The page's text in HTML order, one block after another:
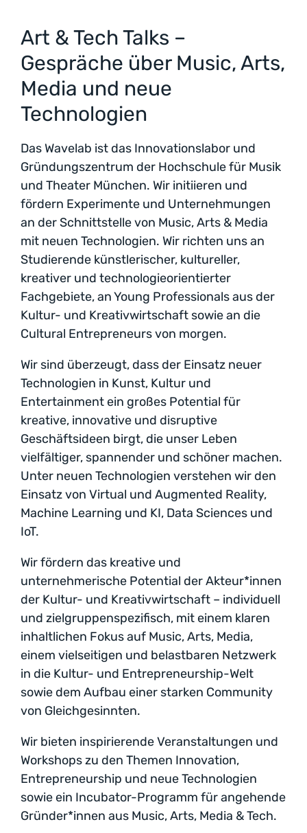
Art & Tech Talks –
Gespräche über Music, Arts,
Media und neue
Technologien
Das Wavelab ist das Innovationslabor und
Gründungszentrum der Hochschule für Musik
und Theater München. Wir initiieren und
fördern Experimente und Unternehmungen
an der Schnittstelle von Music, Arts & Media
mit neuen Technologien. Wir richten uns an
Studierende künstlerischer, kultureller,
kreativer und technologieorientierter
Fachgebiete, an Young Professionals aus der
Kultur- und Kreativwirtschaft sowie an die
Cultural Entrepreneurs von morgen.
Wir sind überzeugt, dass der Einsatz neuer
Technologien in Kunst, Kultur und
Entertainment ein großes Potential für
kreative, innovative und disruptive
Geschäftsideen birgt, die unser Leben
vielfältiger, spannender und schöner machen.
Unter neuen Technologien verstehen wir den
Einsatz von Virtual und Augmented Reality,
Machine Learning und KI, Data Sciences und
IoT.
Wir fördern das kreative und
unternehmerische Potential der Akteur*innen
der Kultur- und Kreativwirtschaft – individuell
und zielgruppenspezifisch, mit einem klaren
inhaltlichen Fokus auf Music, Arts, Media,
einem vielseitigen und belastbaren Netzwerk
in die Kultur- und Entrepreneurship-Welt
sowie dem Aufbau einer starken Community
von Gleichgesinnten.
Wir bieten inspirierende Veranstaltungen und
Workshops zu den Themen Innovation,
Entrepreneurship und neue Technologien
sowie ein Incubator-Programm für angehende
Gründer*innen aus Music, Arts, Media & Tech.